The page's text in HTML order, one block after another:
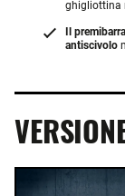
ghigliottina
Il
antiscivolo